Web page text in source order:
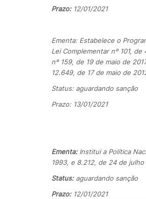
Prazo:12/01/2021
Ementa: Estabelece o
Lei Complementar nº 101,
nº 159, de 19 de maio de
12.649, de 17 de maio de
Status: aguardando sanção
Prazo: 13/01/2021
Ementa:Institui a Política
1993, e 8.212, de 24 de
Status:aguardando sanção
Prazo:12/01/2021